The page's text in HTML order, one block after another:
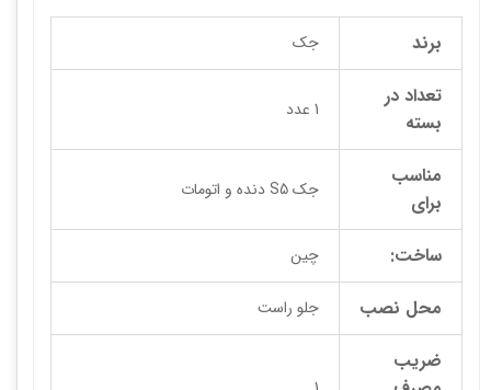
برند جک
تعداد در
بسته
1 عدد
مناسب
برای
جک S5 دنده و اتومات
ساخت: چین
محل نصب جلو راست
ضریب